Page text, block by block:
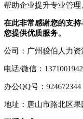
帮助企业提升专业管理
在此非常感谢您的支
您提供优质服务。
公司：广州骏伯人力
电话/微信：
办公QQ号：924672344
地址：唐山市路北区果